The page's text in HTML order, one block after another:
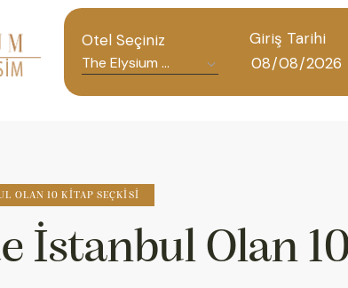
Otel Seçiniz Giriş Tarihi
OLAN 10 KITAP SEÇKISI
İstanbul Olan